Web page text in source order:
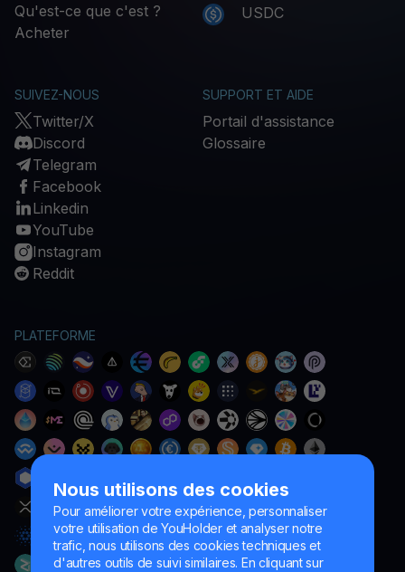
Nous utilisons des cookies
Pour améliorer votre expérience, personnaliser
votre utilisation de YouHolder et analyser notre
trafic, nous utilisons des cookies techniques et
d'autres outils de suivi similaires. En cliquant sur
Qu'est-ce que c'est ?
Acheter
USDC
SUIVEZ-NOUS
Twitter/X
Discord
Telegram
Facebook
Linkedin
YouTube
Instagram
Reddit
SUPPORT ET AIDE
Portail d'assistance
Glossaire
PLATEFORME